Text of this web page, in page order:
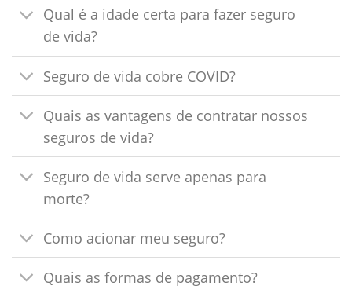
Qual é a idade certa para fazer seguro
de vida?
Seguro de vida cobre COVID?
Quais as vantagens de contratar nossos
seguros de vida?
Seguro de vida serve apenas para
morte?
Como acionar meu seguro?
Quais as formas de pagamento?